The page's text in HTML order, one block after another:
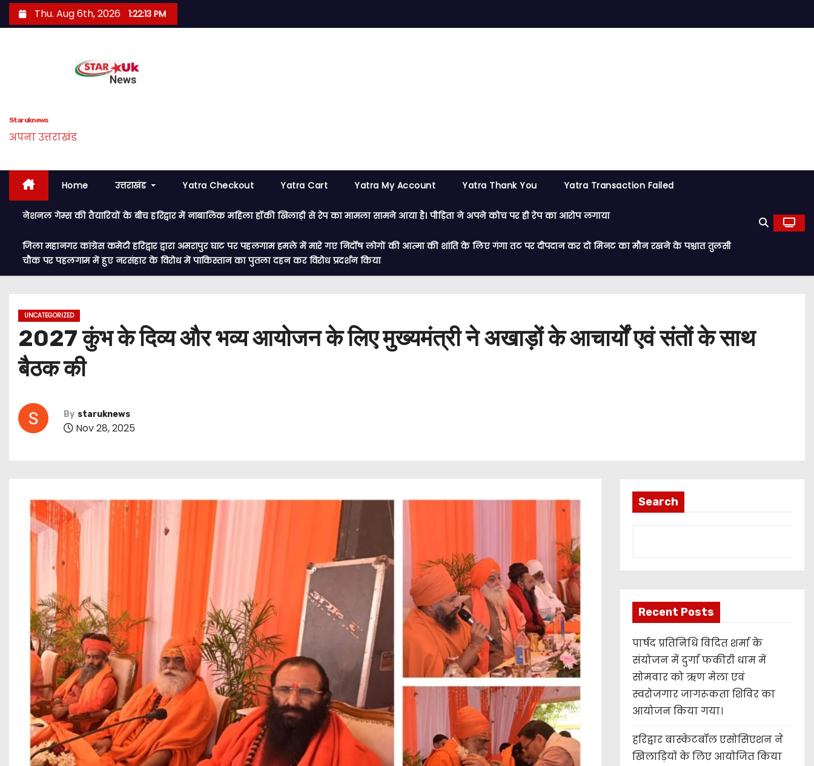
k
Thu. Aug 6th, 2026 1:22:15 PM
Star uk news
अपना उत्तराखंड
Home उत्तराखंड Yatra Checkout Yatra Cart Yatra My Account Yatra Thank You Yatra Transaction Failed
नेशनल गेम्स की तैयारियों के बीच हरिद्वार में नाबालिक महिला हॉकी खिलाड़ी से रेप का मामला सामने आया है। पीड़िता ने अपने कोच पर ही रेप का आरोप लगाया
जिला महानगर कांग्रेस कमेटी हरिद्वार द्वारा अमरापुर घाट पर पहलगाम हमले में मारे गए निर्दोष लोगों की आत्मा की शांति के लिए गंगा तट पर दीपदान कर दो मिनट का मौन रखने के पश्चात तुलसी
चौक पर पहलगाम में हुए नरसंहार के विरोध में पाकिस्तान का पुतला दहन कर विरोध प्रदर्शन किया
UNCATEGORIZED
2027 कुंभ के दिव्य और भव्य आयोजन के लिए मुख्यमंत्री ने अखाड़ों के आचार्यों एवं संतों के साथ
बैठक की
By staruknews
Nov 28, 2025
Search
Recent Posts
पार्षद प्रतिनिधि विदित शर्मा के
संयोजन में दुर्गा फकीरी धाम में
सोमवार को ऋण मेला एवं
स्वरोजगार जागरूकता शिविर का
आयोजन किया गया।
हरिद्वार बास्केटबॉल एसोसिएशन ने
खिलाड़ियों के लिए आयोजित किया